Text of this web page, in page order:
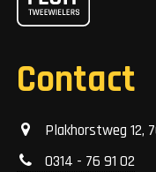
Contact
Plakhorstweg 12,
0314 - 76 91 02